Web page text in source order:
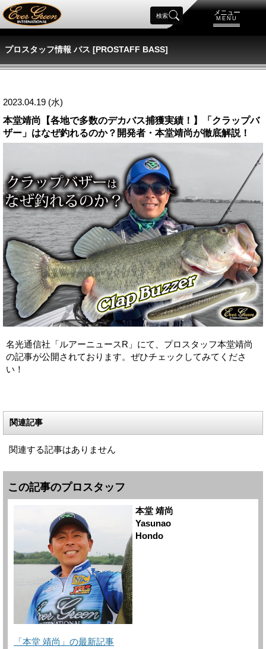
メニュー
MENU
検索
プロスタッフ情報 バス [PROSTAFF BASS]
2023.04.19 (水)
本堂靖尚【各地で多数のデカバス捕獲実績！】「クラップバ
ザー」はなぜ釣れるのか？開発者・本堂靖尚が徹底解説！
名光通信社「ルアーニュースR」にて、プロスタッフ本堂靖尚
の記事が公開されております。ぜひチェックしてみてくださ
い！
関連記事
関連する記事はありません
この記事のプロスタッフ
本堂 靖尚
Yasunao
Hondo
「本堂 靖尚」の最新記事